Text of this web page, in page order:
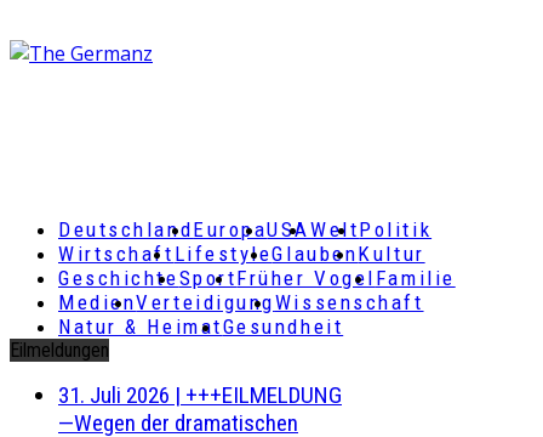
DeutschlandEuropaUSAWeltPolitik
Wirtschaft LifestyleGlaubenKultur
GeschichteSportFrüher Vogel Familie
MedienVerteidigungWissenschaft
Natur & HeimatGesundheit
Eilmeldungen
31. Juli 2026 | +++EILMELDUNG
—Wegen der dramatischen